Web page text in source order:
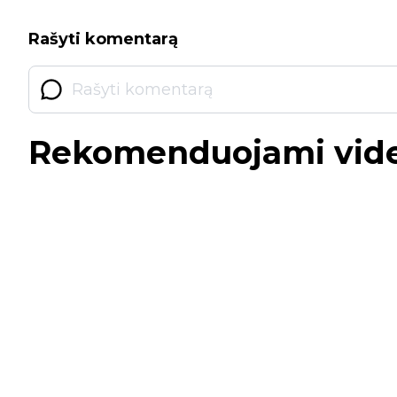
Rašyti komentarą
Rekomenduojami